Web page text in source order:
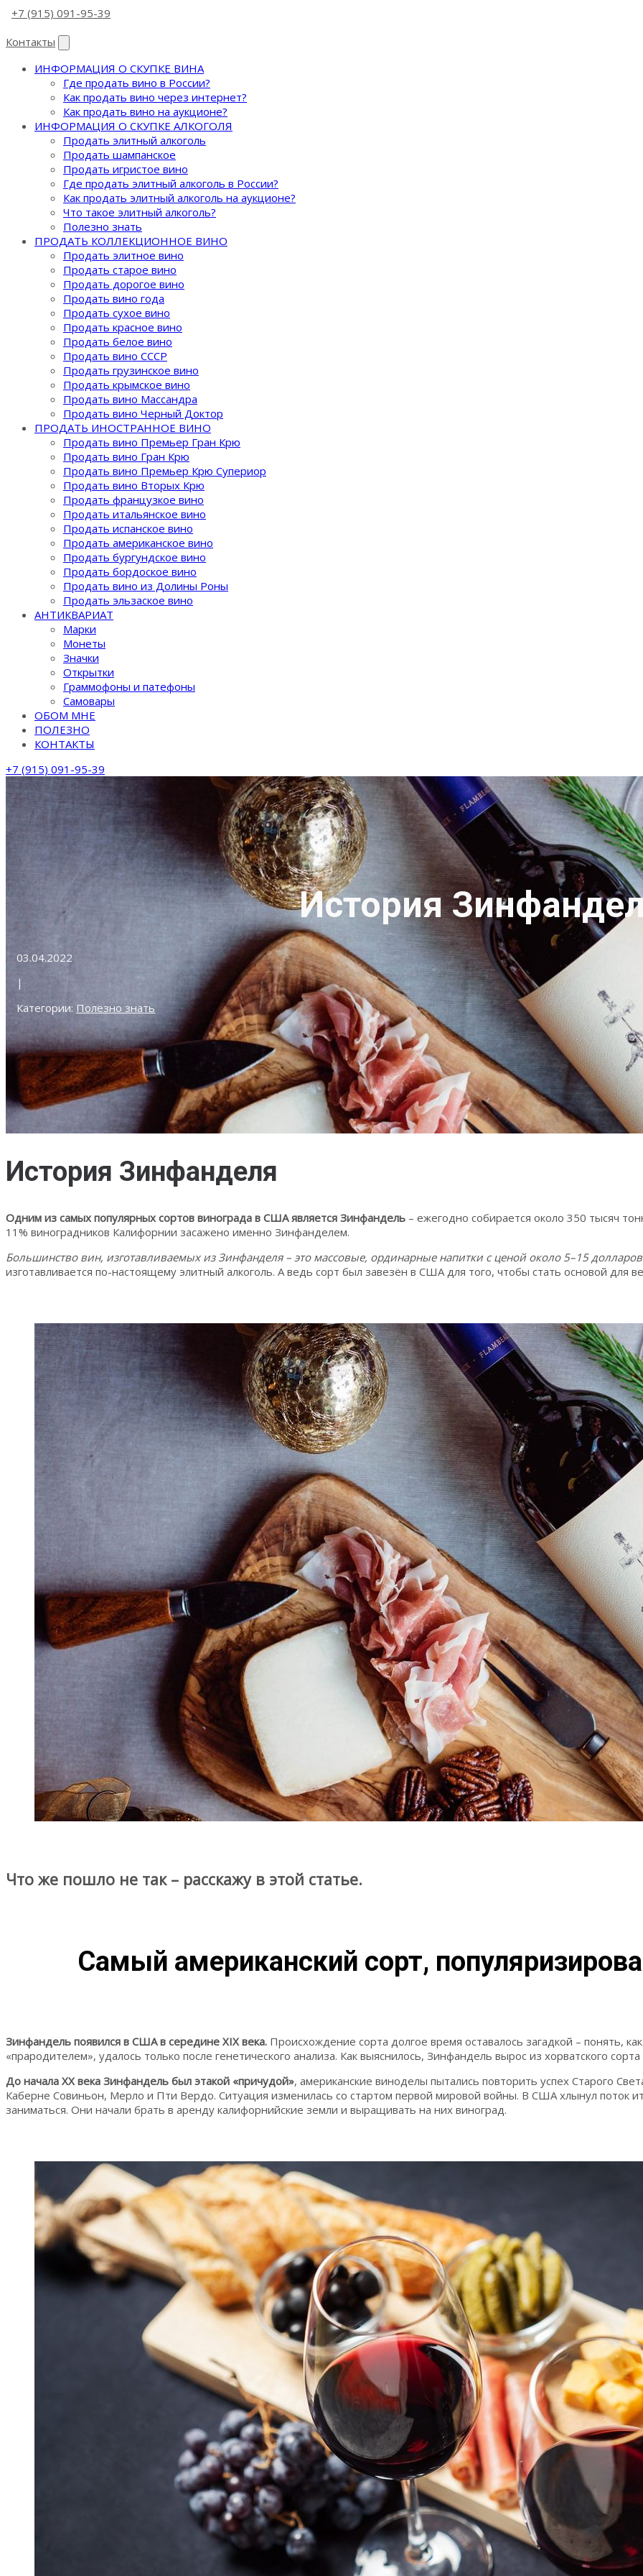
+7 (915) 091-95-39
Контакты
ИНФОРМАЦИЯ О СКУПКЕ ВИНА
Где продать вино в России?
Как продать вино через интернет?
Как продать вино на аукционе?
ИНФОРМАЦИЯ О СКУПКЕ АЛКОГОЛЯ
Продать элитный алкоголь
Продать шампанское
Продать игристое вино
Где продать элитный алкоголь в России?
Как продать элитный алкоголь на аукционе?
Что такое элитный алкоголь?
Полезно знать
ПРОДАТЬ КОЛЛЕКЦИОННОЕ ВИНО
Продать элитное вино
Продать старое вино
Продать дорогое вино
Продать вино года
Продать сухое вино
Продать красное вино
Продать белое вино
Продать вино СССР
Продать грузинское вино
Продать крымское вино
Продать вино Массандра
Продать вино Черный Доктор
ПРОДАТЬ ИНОСТРАННОЕ ВИНО
Продать вино Премьер Гран Крю
Продать вино Гран Крю
Продать вино Премьер Крю Супериор
Продать вино Вторых Крю
Продать французкое вино
Продать итальянское вино
Продать испанское вино
Продать американское вино
Продать бургундское вино
Продать бордоское вино
Продать вино из Долины Роны
Продать эльзаское вино
АНТИКВАРИАТ
Марки
Монеты
Значки
Открытки
Граммофоны и патефоны
Самовары
ОБОМ МНЕ
ПОЛЕЗНО
КОНТАКТЫ
+7 (915) 091-95-39
История
03.04.2022
|
Категории: Полезно знать
История Зинфанделя
Одним из самых популярных сортов винограда в США является Зинфандель – ежегодно собирается около 350 тысяч
11% виноградников Калифорнии засажено именно Зинфанделем.
Большинство вин, изготавливаемых из Зинфанделя – это массовые, ординарные напитки с ценой около 5–15
изготавливается по-настоящему элитный алкоголь. А ведь сорт был завезён в США для того, чтобы стать основой для
Что же пошло не так – расскажу в этой статье.
Самый американский сорт,
Зинфандель появился в США в середине XIX века. Происхождение сорта долгое время оставалось загадкой – понять,
«прародителем», удалось только после генетического анализа. Как выяснилось, Зинфандель вырос из хорватского
До начала XX века Зинфандель был этакой «причудой», американские виноделы пытались повторить успех Старого
Каберне Совиньон, Мерло и Пти Вердо. Ситуация изменилась со стартом первой мировой войны. В США хлынул поток
заниматься. Они начали брать в аренду калифорнийские земли и выращивать на них виноград.